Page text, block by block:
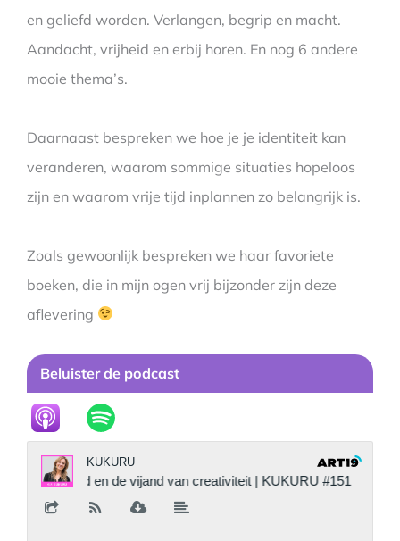
en geliefd worden. Verlangen, begrip en macht.
Aandacht, vrijheid en erbij horen. En nog 6 andere
mooie thema’s.
Daarnaast bespreken we hoe je je identiteit kan
veranderen, waarom sommige situaties hopeloos
zijn en waarom vrije tijd inplannen zo belangrijk is.
Zoals gewoonlijk bespreken we haar favoriete
boeken, die in mijn ogen vrij bijzonder zijn deze
aflevering
Beluister de podcast